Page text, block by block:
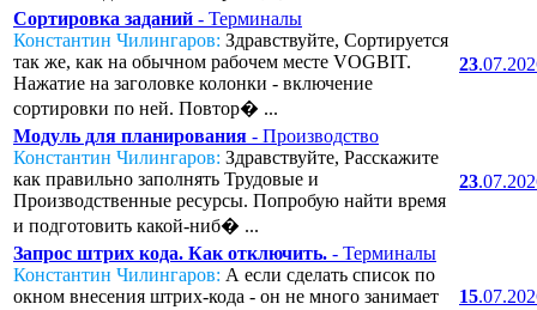
Сортировка заданий - Терминалы
Константин Чилингаров: Здравствуйте, Сортируется
так же, как на обычном рабочем месте VOGBIT.
Нажатие на заголовке колонки - включение
сортировки по ней. Повтор� ...
23
Модуль для планирования - Производство
Константин Чилингаров: Здравствуйте, Расскажите
как правильно заполнять Трудовые и
Производственные ресурсы. Попробую найти время
и подготовить какой-ниб� ...
23
Запрос штрих кода. Как отключить. - Терминалы
Константин Чилингаров: А если сделать список по
окном внесения штрих-кода - он не много занимает
15